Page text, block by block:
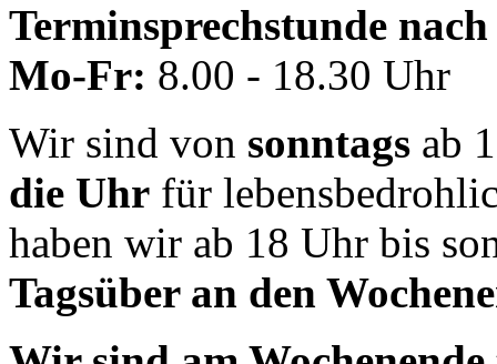
Terminsprechstunde
Mo-Fr: 8.00 - 18.30 Uhr
Wir sind von sonntags ab
die Uhr für
haben wir ab 18 Uhr bis
Tagsüber an den